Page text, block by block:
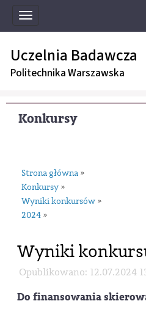
Toggle
navigation
Uczelnia Badawcza
Politechnika Warszawska
Konkursy
Strona główna »
Konkursy »
Wyniki konkursów »
2024 »
Wyniki
Opublikowano: 12.07.2024
Do finansowania